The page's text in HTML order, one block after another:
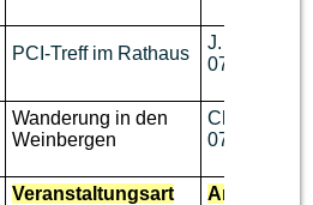
PCI-Treff im Rathaus
J.
07644 / 89
Wanderung in den
Weinbergen
Ch. Benzin,
07644 /
Veranstaltungsart